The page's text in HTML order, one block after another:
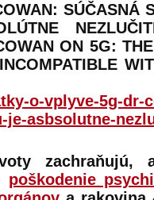
SÚČASNÁ
ON 5G:
o-vplyve-5g-dr-
asbsolutne-
zachraňujú,
poškodenie